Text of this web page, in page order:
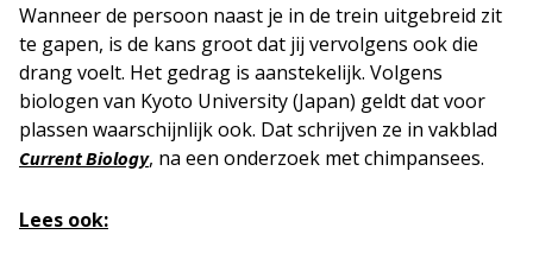
Wanneer de persoon naast je in de trein uitgebreid zit
te gapen, is de kans groot dat jij vervolgens ook die
drang voelt. Het gedrag is aanstekelijk. Volgens
biologen van Kyoto University (Japan) geldt dat voor
plassen waarschijnlijk ook. Dat schrijven ze in vakblad
Current Biology, na een onderzoek met chimpansees.
Lees ook: